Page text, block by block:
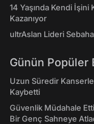
14 Yaşında Kendi İşini
Kazanıyor
ultrAslan Lideri
Günün Popüler
Uzun Süredir Kanserle
Kaybetti
Güvenlik Müdahale
Bir Genç Sahneye